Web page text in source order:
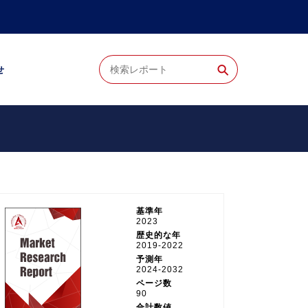
⚲
基準年
2023
歴史的な年
2019-2022
予測年
2024-2032
ページ数
90